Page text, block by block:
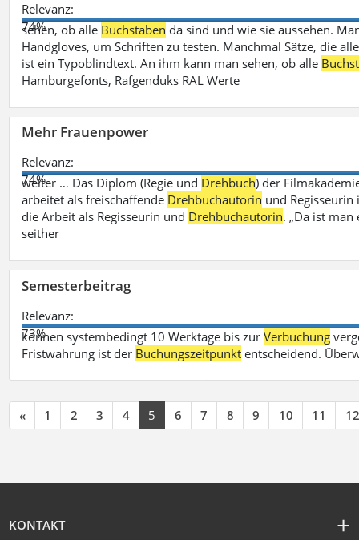
Relevanz:
74%
sehen, ob alle Buchstaben da sind und wie sie aussehen.
Handgloves, um Schriften zu testen. Manchmal Sätze, die
ist ein Typoblindtext. An ihm kann man sehen, ob alle
Hamburgefonts, Rafgenduks RAL Werte
Mehr Frauenpower
Relevanz:
74%
weiter … Das Diplom (Regie und Drehbuch) der
arbeitet als freischaffende Drehbuchautorin und
die Arbeit als Regisseurin und Drehbuchautorin. „Da ist
seither
Semesterbeitrag
Relevanz:
73%
können systembedingt 10 Werktage bis zurVerbuchung
Fristwahrung ist der Buchungszeitpunkt entscheidend.
« 1 2 3 4 5 6 7 8 9 10 11 12
KONTAKT